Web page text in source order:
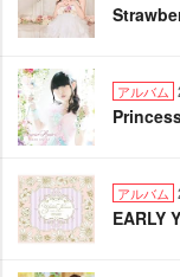
アルバム
アルバム
EARLY